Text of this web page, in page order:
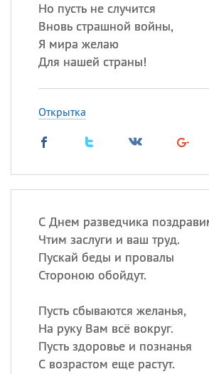
Но пусть не случится
Вновь страшной войны,
Я мира желаю
Для нашей страны!
Открытка
С Днем разведчика
Чтим заслуги и ваш труд.
Пускай беды и провалы
Стороною обойдут.
Пусть сбываются желанья,
На руку Вам всё вокруг.
Пусть здоровье и познанья
С возрастом еще растут.
ИМЕНА